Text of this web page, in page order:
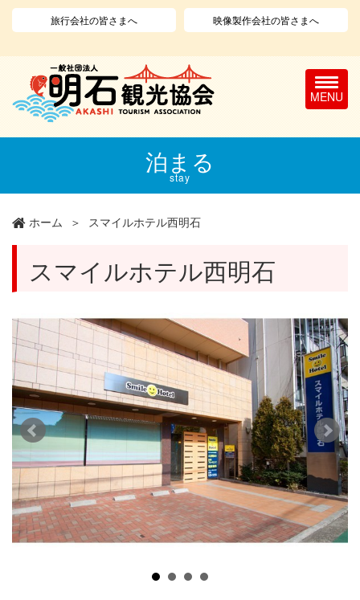
コ
旅行会社の皆さまへ 映像製作会社の皆さまへ
T
o
g
g
a
n
泊まる
stay
ホーム スマイルホテル西明石
スマイルホテル西明石